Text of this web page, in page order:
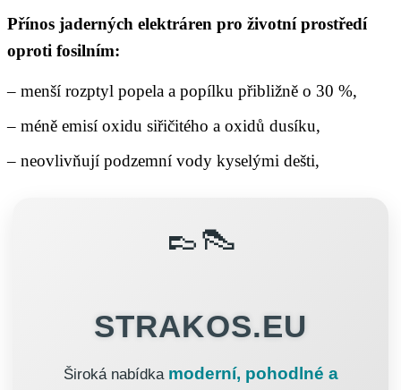
Přínos jaderných elektráren pro životní prostředí
oproti fosilním:
– menší rozptyl popela a popílku přibližně o 30 %,
– méně emisí oxidu siřičitého a oxidů dusíku,
– neovlivňují podzemní vody kyselými dešti,
👞👠
STRAKOS.EU
Široká nabídka moderní, pohodlné a